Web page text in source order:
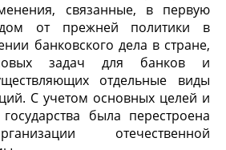
связанные, в первую
от прежней политики в
банковского дела в стране,
задач для банков и
отдельные виды
С учетом основных целей и
была перестроена
отечественной